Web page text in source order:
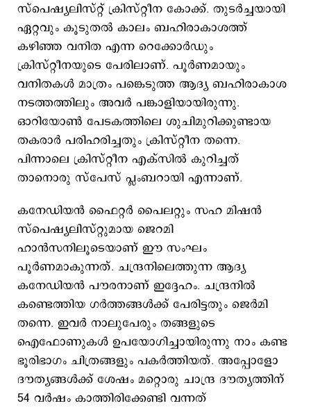
സ്പെഷ്യലിസ്റ്റ് ക്രിസ്റ്റീന കോക്ക്. തുടർച്ചയായി
ഏറ്റവും കൂടുതൽ കാലം ബഹിരാകാശത്ത്
കഴിഞ്ഞ വനിത എന്ന റെക്കോർഡും
ക്രിസ്റ്റീനയുടെ പേരിലാണ്. പൂർണമായും
വനിതകൾ മാത്രം പങ്കെടുത്ത ആദ്യ ബഹിരാകാശ
നടത്തത്തിലും അവർ പങ്കാളിയായിരുന്നു.
ഓറിയോണ്‍ പേടകത്തിലെ ശുചിമുറിക്കുണ്ടായ
തകരാര്‍ പരിഹരിച്ചതും ക്രിസ്റ്റീന തന്നെ.
പിന്നാലെ ക്രിസ്റ്റീന എക്സില്‍ കുറിച്ചത്
താനൊരു സ്പേസ് പ്ലംബറായി എന്നാണ്.
കനേഡിയൻ ഫൈറ്റർ പൈലറ്റും സഹ മിഷൻ
സ്പെഷ്യലിസ്റ്റുമായ ജെറമി
ഹാൻസനിലൂടെയാണ് ഈ സംഘം
പൂർണമാകുന്നത്. ചന്ദ്രനിലെത്തുന്ന ആദ്യ
കനേഡിയൻ പൗരനാണ് ഇദ്ദേഹം. ചന്ദ്രനില്‍
കണ്ടെത്തിയ ഗര്‍ത്തങ്ങള്‍ക്ക് പേരിട്ടതും ജെര്‍മി
തന്നെ. ഇവര്‍ നാലുപേരും തങ്ങളുടെ
ഐഫോണുകള്‍ ഉപയോഗിച്ചായിരുന്നു നാം കണ്ട
ഭൂരിഭാഗം ചിത്രങ്ങളും പകര്‍ത്തിയത്. അപ്പോളോ
ദൗത്യങ്ങള്‍ക്ക് ശേഷം മറ്റൊരു ചാന്ദ്ര ദൗത്യത്തിന്
54 വര്‍ഷം കാത്തിരിക്കേണ്ടി വന്നത്